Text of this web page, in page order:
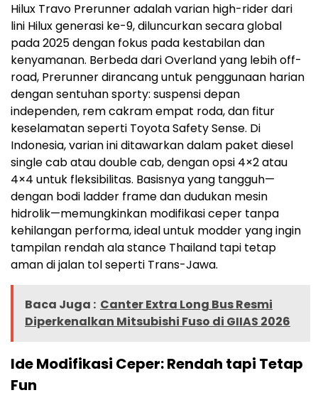
Hilux Travo Prerunner adalah varian high-rider dari
lini Hilux generasi ke-9, diluncurkan secara global
pada 2025 dengan fokus pada kestabilan dan
kenyamanan. Berbeda dari Overland yang lebih off-
road, Prerunner dirancang untuk penggunaan harian
dengan sentuhan sporty: suspensi depan
independen, rem cakram empat roda, dan fitur
keselamatan seperti Toyota Safety Sense. Di
Indonesia, varian ini ditawarkan dalam paket diesel
single cab atau double cab, dengan opsi 4×2 atau
4×4 untuk fleksibilitas. Basisnya yang tangguh—
dengan bodi ladder frame dan dudukan mesin
hidrolik—memungkinkan modifikasi ceper tanpa
kehilangan performa, ideal untuk modder yang ingin
tampilan rendah ala stance Thailand tapi tetap
aman di jalan tol seperti Trans-Jawa.
Baca Juga : Canter Extra Long Bus Resmi
Diperkenalkan Mitsubishi Fuso di GIIAS 2026
Ide Modifikasi Ceper: Rendah tapi Tetap
Fun